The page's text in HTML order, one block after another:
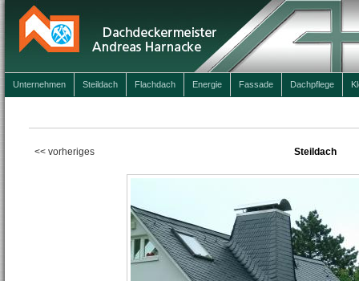
Unternehmen Steildach Flachdach Energie Fassade Dachpflege
<< vorheriges Steildach